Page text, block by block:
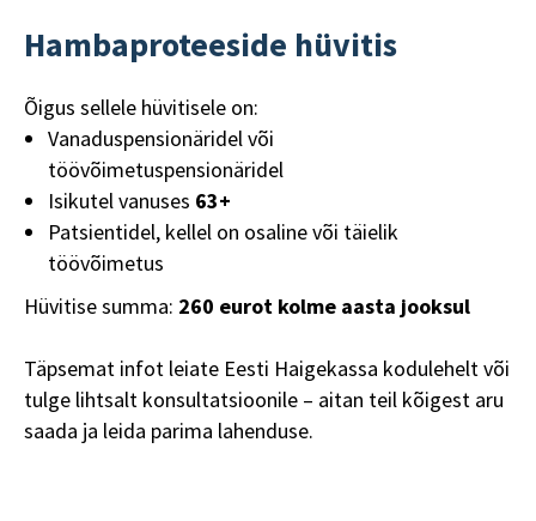
Hambaproteeside hüvitis
Õigus sellele hüvitisele on:
Vanaduspensionäridel või
töövõimetuspensionäridel
Isikutel vanuses 63+
Patsientidel, kellel on osaline või täielik
töövõimetus
Hüvitise summa: 260 eurot kolme aasta jooksul
Täpsemat infot leiate Eesti Haigekassa kodulehelt või
tulge lihtsalt konsultatsioonile – aitan teil kõigest aru
saada ja leida parima lahenduse.